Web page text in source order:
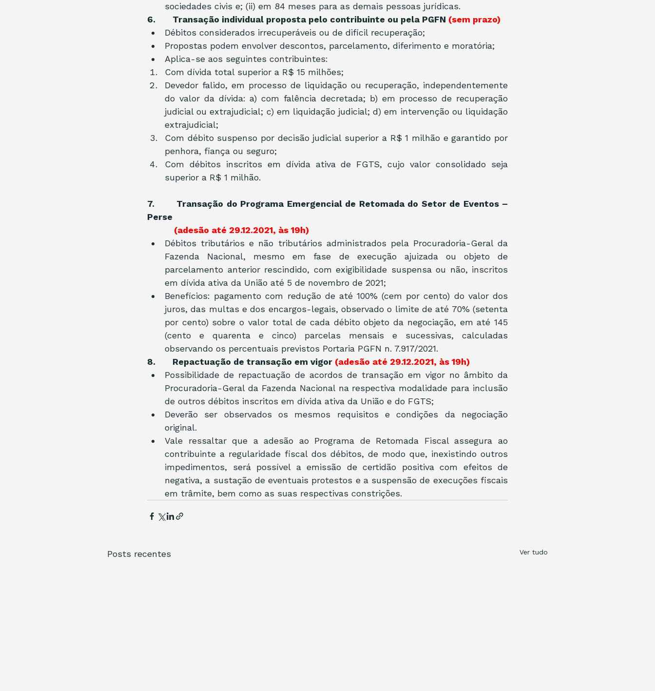
sociedades civis e; (ii) em 84 meses para as demais pessoas jurídicas.
6.       Transação individual proposta pelo contribuinte ou pela PGFN (sem prazo)
Débitos considerados irrecuperáveis ou de difícil recuperação;
Propostas podem envolver descontos, parcelamento, diferimento e moratória;
Aplica-se aos seguintes contribuintes:
Com dívida total superior a R$ 15 milhões;
Devedor falido, em processo de liquidação ou recuperação, independentemente
do valor da dívida: a) com falência decretada; b) em processo de recuperação
judicial ou extrajudicial; c) em liquidação judicial; d) em intervenção ou liquidação
extrajudicial;
Com débito suspenso por decisão judicial superior a R$ 1 milhão e garantido por
penhora, fiança ou seguro;
Com débitos inscritos em dívida ativa de FGTS, cujo valor consolidado seja
superior a R$ 1 milhão.
7.       Transação do Programa Emergencial de Retomada do Setor de Eventos –
Perse
           (adesão até 29.12.2021, às 19h)
Débitos tributários e não tributários administrados pela Procuradoria-Geral da
Fazenda Nacional, mesmo em fase de execução ajuizada ou objeto de
parcelamento anterior rescindido, com exigibilidade suspensa ou não, inscritos
em dívida ativa da União até 5 de novembro de 2021;
Benefícios: pagamento com redução de até 100% (cem por cento) do valor dos
juros, das multas e dos encargos-legais, observado o limite de até 70% (setenta
por cento) sobre o valor total de cada débito objeto da negociação, em até 145
(cento e quarenta e cinco) parcelas mensais e sucessivas, calculadas
observando os percentuais previstos Portaria PGFN n. 7.917/2021.
8.       Repactuação de transação em vigor (adesão até 29.12.2021, às 19h)
Possibilidade de repactuação de acordos de transação em vigor no âmbito da
Procuradoria-Geral da Fazenda Nacional na respectiva modalidade para inclusão
de outros débitos inscritos em dívida ativa da União e do FGTS;
Deverão ser observados os mesmos requisitos e condições da negociação
original.
Vale ressaltar que a adesão ao Programa de Retomada Fiscal assegura ao
contribuinte a regularidade fiscal dos débitos, de modo que, inexistindo outros
impedimentos, será possível a emissão de certidão positiva com efeitos de
negativa, a sustação de eventuais protestos e a suspensão de execuções fiscais
em trâmite, bem como as suas respectivas constrições.
Posts recentes Ver tudo